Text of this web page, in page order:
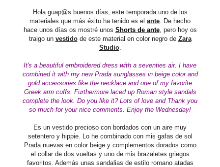
Hola guap@s buenos días, este temporada uno de los
materiales que más éxito ha tenido es el ante . De hecho
hace unos días os mostré unos Shorts de ante, pero hoy os
traigo un vestidode este material en color negro de Zara
Studio.
It's a beautiful embroidered dress with a seventies air. I have
combined it with my new Prada sunglasses in beige color and
gold accessories like the necklace and one of my favorite
Greek arm cuffs. Furthermore laced up Roman style sandals
complete the look. Do you like it? Lots of love and Thank you
so much for your nice comments. Enjoy the Wednesday!
Es un vestido precioso con bordados con un aire muy
setentero y hippie. Lo he combinado con mis gafas de sol
Prada nuevas en color beige y complementos dorados como
el collar de dos vueltas y uno de mis brazaletes griegos
favoritos. Además unas sandalias de estilo romano atadas